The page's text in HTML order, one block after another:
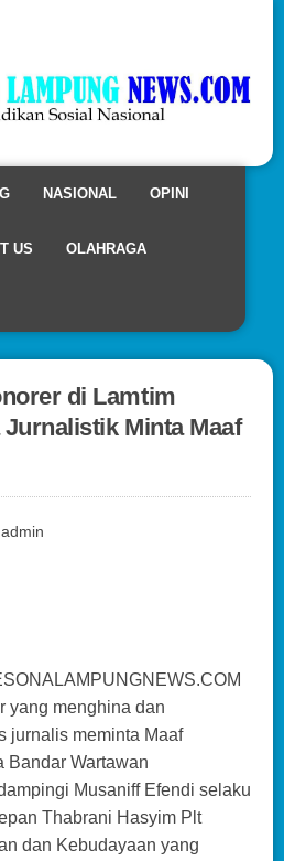
NASIONAL OPINI
US OLAHRAGA
di Lamtim
Minta Maaf
admin
yang menghina dan
jurnalis meminta Maaf
Bandar Wartawan
Musaniff Efendi selaku
Thabrani Hasyim Plt
dan Kebudayaan yang